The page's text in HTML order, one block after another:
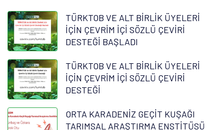
TÜRKTOB VE ALT BİRLİK ÜYELERİ
İÇİN ÇEVRİM İÇİ SÖZLÜ ÇEVİRİ
DESTEĞİ BAŞLADI
TÜRKTOB VE ALT BİRLİK ÜYELERİ
İÇİN ÇEVRİM İÇİ SÖZLÜ ÇEVİRİ
DESTEĞİ
ORTA KARADENİZ GEÇİT KUŞAĞI
TARIMSAL ARAŞTIRMA ENSTİTÜSÜ